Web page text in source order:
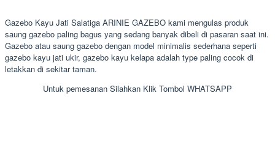
Gazebo Kayu Jati Salatiga ARINIE GAZEBO kami mengulas produk
saung gazebo paling bagus yang sedang banyak dibeli di pasaran saat ini.
Gazebo atau saung gazebo dengan model minimalis sederhana seperti
gazebo kayu jati ukir, gazebo kayu kelapa adalah type paling cocok di
letakkan di sekitar taman.
Untuk pemesanan Silahkan Klik Tombol WHATSAPP